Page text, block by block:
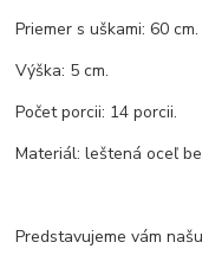
Priemer s uškami: 60 cm.
Výška: 5 cm.
Počet porcii: 14 porcii.
Materiál: leštená oceľ
Predstavujeme vám